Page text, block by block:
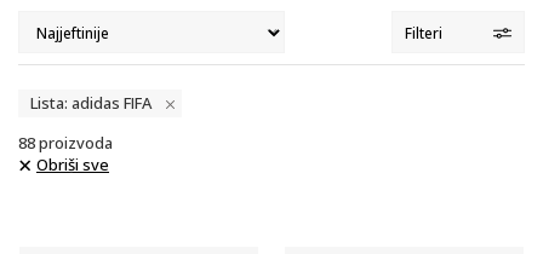
Filteri
Lista: adidas FIFA
88proizvoda
Obriši sve